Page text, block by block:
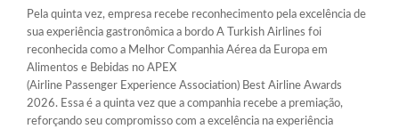
Pela quinta vez, empresa recebe reconhecimento pela excelência de
sua experiência gastronômica a bordo A Turkish Airlines foi
reconhecida como a Melhor Companhia Aérea da Europa em
Alimentos e Bebidas no APEX
(Airline Passenger Experience Association) Best Airline Awards
2026. Essa é a quinta vez que a companhia recebe a premiação,
reforçando seu compromisso com a excelência na experiência